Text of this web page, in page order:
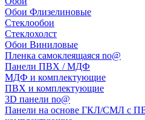
Обои Флизелиновые
Стеклообои
Стеклохолст
Обои Виниловые
Пленка самоклеящаяся no@
Панели ПВХ / МДФ
МДФ и комплектующие
ПВХ и комплектующие
3D панели no@
Панели на основе ГКЛ/СМЛ с